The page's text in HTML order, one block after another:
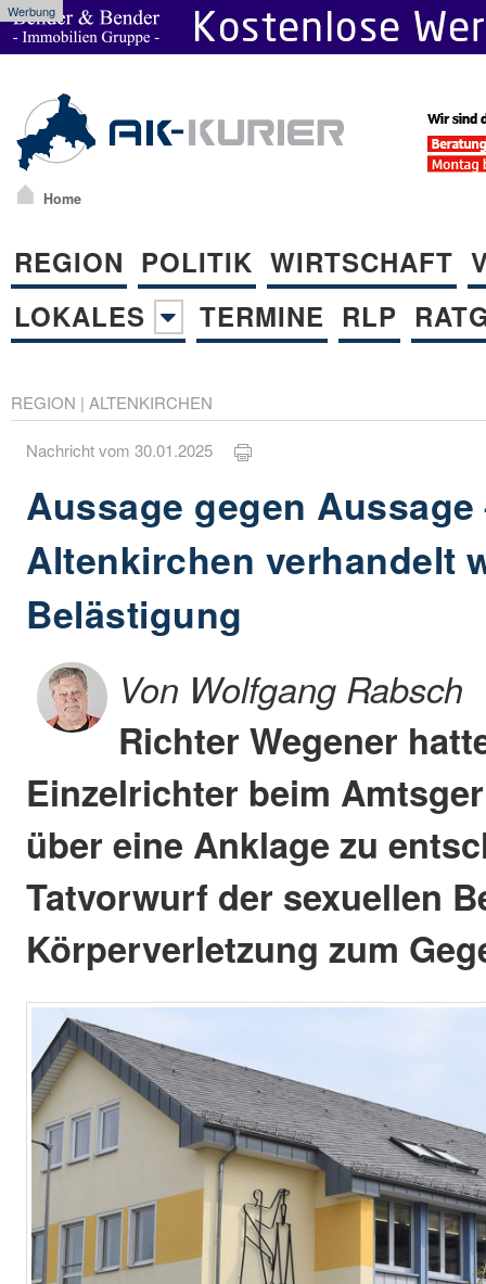
Werbung
Home
REGION POLITIK WIRTSCHAFT
LOKALES
TERMINE RLP
REGION | ALTENKIRCHEN
Nachricht vom 30.01.2025
Aussage gegen
Altenkirchen verhandelt
Belästigung
Von Wolfgang Rabsch
Richter Wegener
Einzelrichter beim
über eine Anklage zu
Tatvorwurf der sexuellen
Körperverletzung zum